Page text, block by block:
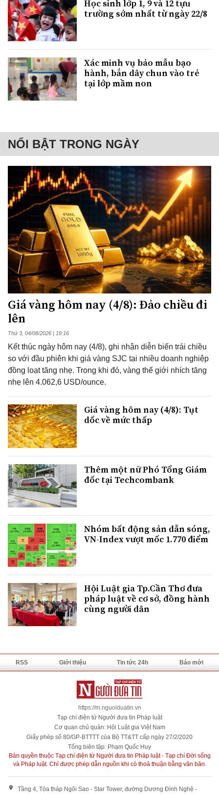
Học sinh lớp 1, 9 và 12 tựu
trường sớm nhất từ ngày 22/8
Xác minh vụ bảo mẫu bạo
hành, bắn dây chun vào trẻ
tại lớp mầm non
NỔI BẬT TRONG NGÀY
Giá vàng hôm nay (4/8): Đảo chiều đi
lên
Thứ 3, 04/08/2026 | 19:16
Kết thúc ngày hôm nay (4/8), ghi nhận diễn biến trái chiều
so với đầu phiên khi giá vàng SJC tại nhiều doanh nghiệp
đồng loạt tăng nhẹ. Trong khi đó, vàng thế giới nhích tăng
nhẹ lên 4.062,6 USD/ounce.
Giá vàng hôm nay (4/8): Tụt
dốc về mức thấp
Thêm một nữ Phó Tổng Giám
đốc tại Techcombank
Nhóm bất động sản dẫn sóng,
VN-Index vượt mốc 1.770 điểm
Hội Luật gia Tp.Cần Thơ đưa
pháp luật về cơ sở, đồng hành
cùng người dân
RSS Giới thiệu Tin tức 24h Báo mới
https://m.nguoiduatin.vn
Tạp chí điện tử Người đưa tin Pháp luật
Cơ quan chủ quản: Hội Luật gia Việt Nam
Giấy phép số 80/GP-BTTTT của Bộ TT&TT cấp ngày 27/2/2020
Tổng biên tập: Phạm Quốc Huy
Bản quyền thuộc Tạp chí điện tử Người đưa tin Pháp luật - Tạp chí Đời sống
và Pháp luật. Chỉ được phép dẫn nguồn khi có thoả thuận bằng văn bản.
Tầng 4, Tòa tháp Ngôi Sao - Star Tower, đường Dương Đình Nghệ -